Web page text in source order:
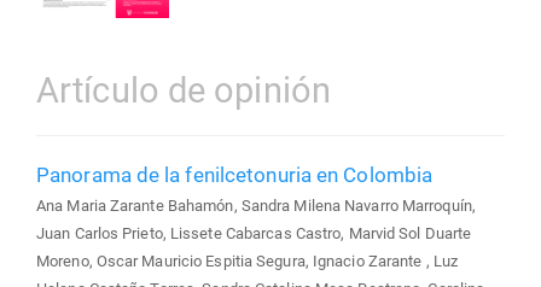
Artículo de opinión
Panorama de la fenilcetonuria en Colombia
Ana Maria Zarante Bahamón, Sandra Milena Navarro Marroquín,
Juan Carlos Prieto, Lissete Cabarcas Castro, Marvid Sol Duarte
Moreno, Oscar Mauricio Espitia Segura, Ignacio Zarante , Luz